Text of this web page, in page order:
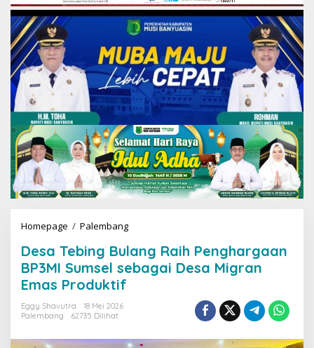
Homepage / Palembang
s
a
T
g
Desa Tebing Bulang Raih Penghargaan
BP3MI Sumsel sebagai Desa Migran
Emas Produktif
Eggy Shavutra
18 Mei 2026
Palembang
62735 Dilihat